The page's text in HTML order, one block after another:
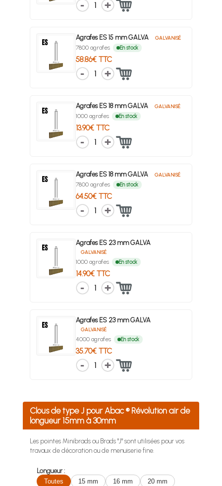
1
Agrafes ES 15 mm GALVA GALVANISÉ
7800 agrafes En stock
58.86€ TTC
1
Agrafes ES 18 mm GALVA GALVANISÉ
1000 agrafes En stock
13.90€ TTC
1
Agrafes ES 18 mm GALVA GALVANISÉ
7800 agrafes En stock
64.50€ TTC
1
Agrafes ES 23 mm GALVA
GALVANISÉ
1000 agrafes En stock
14.90€ TTC
1
Agrafes ES 23 mm GALVA
GALVANISÉ
4000 agrafes En stock
35.70€ TTC
1
Clous de type J pour Abac ® Révolution air de
longueur 15mm à 30mm
Les pointes Minibrads ou Brads "J" sont utilisées pour vos
travaux de décoration ou de menuiserie fine.
Longueur :
Toutes
15 mm 16 mm 20 mm